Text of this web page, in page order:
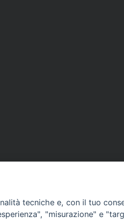
tecniche e, con il tuo
"misurazione" e